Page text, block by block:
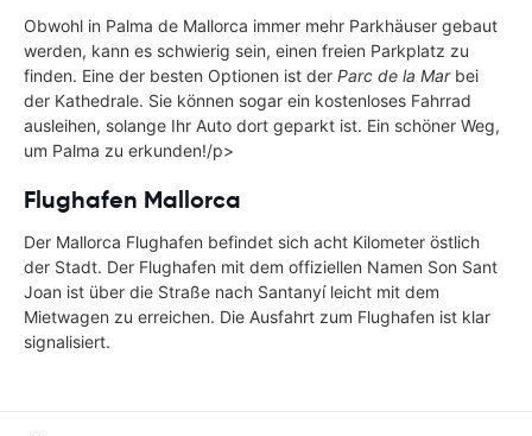
Obwohl in Palma de Mallorca immer mehr Parkhäuser gebaut
werden, kann es schwierig sein, einen freien Parkplatz zu
finden. Eine der besten Optionen ist der Parc de la Marbei
der Kathedrale. Sie können sogar ein kostenloses Fahrrad
ausleihen, solange Ihr Auto dort geparkt ist. Ein schöner Weg,
um Palma zu erkunden!/p>
Flughafen Mallorca
Der Mallorca Flughafen befindet sich acht Kilometer östlich
der Stadt. Der Flughafen mit dem offiziellen Namen Son Sant
Joan ist über die Straße nach Santanyí leicht mit dem
Mietwagen zu erreichen. Die Ausfahrt zum Flughafen ist klar
signalisiert.